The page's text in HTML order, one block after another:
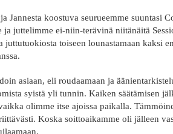
Jannesta koostuva seurueemme suuntasi
ja juttelimme ei-niin-terävinä niitänäitä
toiseen lounastamaan kaksi
asiaan, eli roudaamaan ja
syistä yli tunnin. Kaiken säätämisen
olimme itse ajoissa paikalla.
Koska soittoaikamme oli jälleen